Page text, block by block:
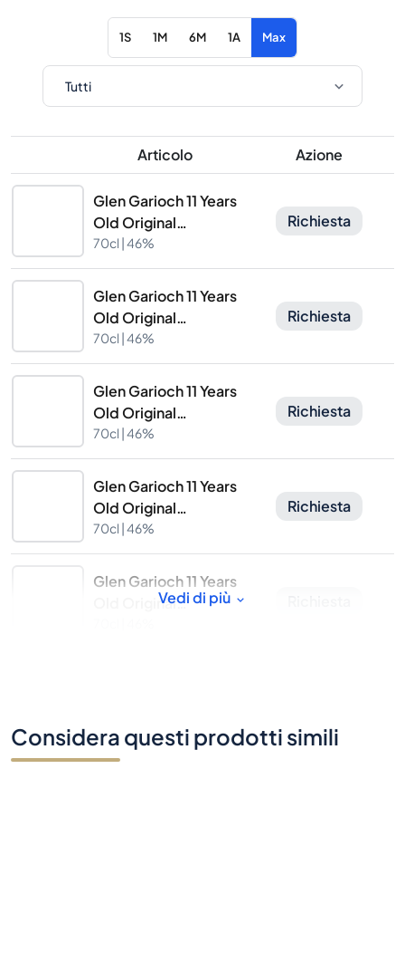
1S 1M 6M 1A Max
Articolo Azione
Glen Garioch 11 Years
Old Original
Collection
Cadenhead's
70cl |46%
Richiesta
Glen Garioch 11 Years
Old Original
Collection
Cadenhead's
70cl |46%
Richiesta
Glen Garioch 11 Years
Old Original
Collection
Cadenhead's
70cl |46%
Richiesta
Glen Garioch 11 Years
Old Original
Collection
Cadenhead's
70cl |46%
Richiesta
Glen Garioch 11 Years
Old OriginalVedi di più
Considera questi prodotti simili